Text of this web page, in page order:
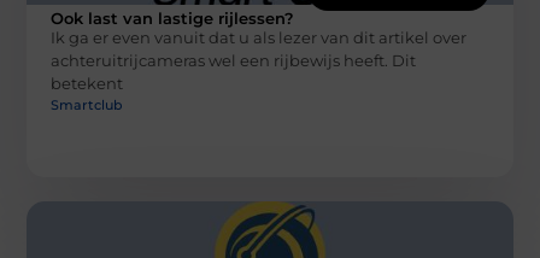
Ook last van lastige rijlessen?
Ik ga er even vanuit dat u als lezer van dit artikel over
achteruitrijcameras wel een rijbewijs heeft. Dit
betekent
Smartclub